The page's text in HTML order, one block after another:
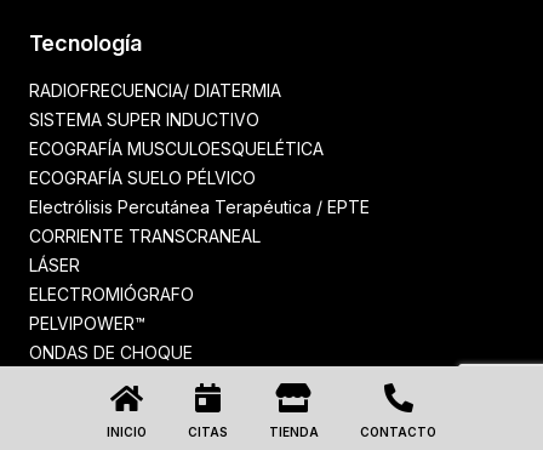
INICIO CITAS TIENDA CONTACTO
Tecnología
RADIOFRECUENCIA/ DIATERMIA
SISTEMA SUPER INDUCTIVO
ECOGRAFÍA MUSCULOESQUELÉTICA
ECOGRAFÍA SUELO PÉLVICO
Electrólisis Percutánea Terapéutica / EPTE
CORRIENTE TRANSCRANEAL
LÁSER
ELECTROMIÓGRAFO
PELVIPOWER™
ONDAS DE CHOQUE
PRESOTERAPIA
© Fisitania Fisioterapia |Política de Cookies|Política de